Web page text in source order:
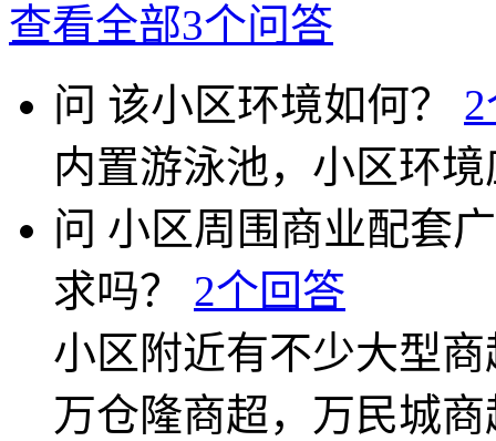
查看全部3个问答
问 该小区环境如何？
内置游泳池，小区环
问 小区周围商业配套
求吗？
2个回答
小区附近有不少大型
万仓隆商超，万民城